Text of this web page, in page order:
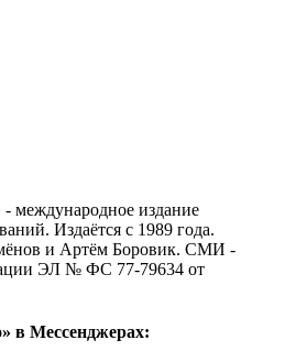
международное издание
Издаётся с 1989 года.
и Артём Боровик. CМИ -
ЭЛ № ФС 77-79634 от
в Мессенджерах: